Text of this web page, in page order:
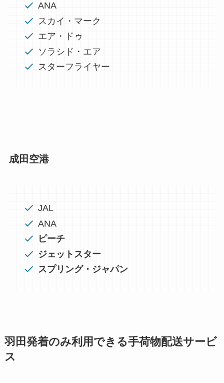
ANA
スカイ・マーク
エア・ドゥ
ソラシド・エア
スターフライヤー
成田空港
JAL
ANA
ピーチ
ジェットスター
スプリング・ジャパン
羽田発着のみ利用できる手荷物配送サービ
ス